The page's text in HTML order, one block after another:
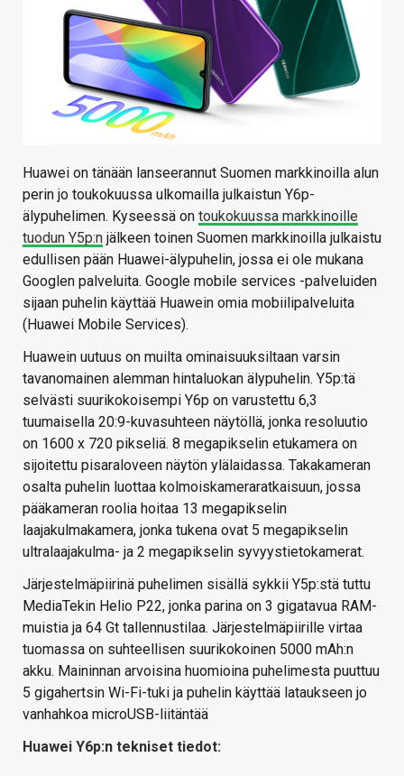
Huawei on tänään lanseerannut Suomen markkinoilla alun
perin jo toukokuussa ulkomailla julkaistun Y6p-
älypuhelimen. Kyseessä on toukokuussa markkinoille
tuodun Y5p:n jälkeen toinen Suomen markkinoilla julkaistu
edullisen pään Huawei-älypuhelin, jossa ei ole mukana
Googlen palveluita. Google mobile services -palveluiden
sijaan puhelin käyttää Huawein omia mobiilipalveluita
(Huawei Mobile Services).
Huawein uutuus on muilta ominaisuuksiltaan varsin
tavanomainen alemman hintaluokan älypuhelin. Y5p:tä
selvästi suurikokoisempi Y6p on varustettu 6,3
tuumaisella 20:9-kuvasuhteen näytöllä, jonka resoluutio
on 1600 x 720 pikseliä. 8 megapikselin etukamera on
sijoitettu pisaraloveen näytön ylälaidassa. Takakameran
osalta puhelin luottaa kolmoiskameraratkaisuun, jossa
pääkameran roolia hoitaa 13 megapikselin
laajakulmakamera, jonka tukena ovat 5 megapikselin
ultralaajakulma- ja 2 megapikselin syvyystietokamerat.
Järjestelmäpiirinä puhelimen sisällä sykkii Y5p:stä tuttu
MediaTekin Helio P22, jonka parina on 3 gigatavua RAM-
muistia ja 64 Gt tallennustilaa. Järjestelmäpiirille virtaa
tuomassa on suhteellisen suurikokoinen 5000 mAh:n
akku. Maininnan arvoisina huomioina puhelimesta puuttuu
5 gigahertsin Wi-Fi-tuki ja puhelin käyttää lataukseen jo
vanhahkoa microUSB-liitäntää
Huawei Y6p:n tekniset tiedot: